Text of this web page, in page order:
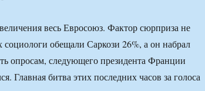
весь Евросоюз. Фактор сюрприза не
обещали Саркози 26%, а он набрал
опросам, следующего президента Франции
Главная битва этих последних часов за голоса